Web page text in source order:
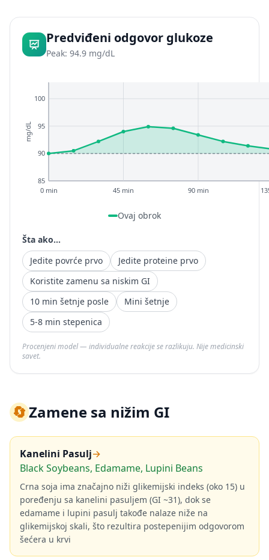
Predviđeni odgovor glukoze
Peak: 94.9 mg/dL
85
90
95
100
0 min 45 min 90 min
mg/dL
Ovaj obrok
Šta ako...
Jedite povrće prvo
Jedite proteine prvo
Koristite zamenu sa niskim GI
10 min šetnje posle
Mini šetnje
5-8 min stepenica
Procenjeni model — individualne reakcije se razlikuju. Nije medicinski
savet.
🔄Zamene sa nižim GI
Kanelini Pasulj→
Black Soybeans, Edamame, Lupini Beans
Crna soja ima značajno niži glikemijski indeks (oko 15) u
poređenju sa kanelini pasuljem (GI ~31), dok se
edamame i lupini pasulj takođe nalaze niže na
glikemijskoj skali, što rezultira postepenijim odgovorom
šećera u krvi